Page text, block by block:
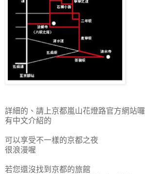
詳細的、請上京都嵐山花燈路官方網站囉
有中文介紹的
可以享受不一樣的京都之夜
很浪漫喔
若您還沒找到京都的旅館